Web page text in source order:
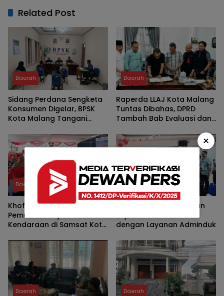
Related Post
Daerah
Sidang Perdana Sengketa
Konsumen Digelar, BPSK
Kota Malang Tangani
Emas Majusari
Daerah
Raperda LLAJ Kota Malang
Tuntas Dibahas, DPRD
Tambah Bab Evaluasi dan
Demi Keselamatan Warga
Daerah
Khofifah Luncurkan
Pemutihan Pajak
Kendaraan di Samsat Kota
Ojol Ikut Meriahkan HUT RI
Daerah
Bupati Fawait Sinergikan
Layanan Home Care
dengan Layanan Adminduk
Daerah Daerah
×